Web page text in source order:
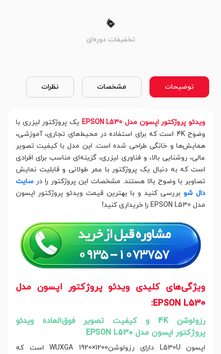
تخفیفات دوره‌ای
توضیحات مشخصات نظرات
ویدئو پروژکتور اپسون مدل EPSON L530
یک پروژکتور لیزری با
وضوح 4K است که برای استفاده در محیط‌های تجاری، آموزشی،
همایش‌ها و خانگی طراحی شده است. این مدل با کیفیت تصویر
عالی، روشنایی بالا، و فناوری لیزری، گزینه‌ای مناسب برای افرادی
است که به دنبال یک پروژکتور با عمر طولانی و قابلیت نمایش
تصاویر با وضوح بالا هستند. مشخصات این پروژکتور را در سایت
دال شو بررسی کنید و با بهترین قیمت ویدئو پروژکتور اپسون
مدل EPSON L530 را خریداری کنید!
ویژگی‌های کلیدی ویدئو پروژکتور اپسون مدل
EPSON L530:
رزولوشن 4K و کیفیت تصویر فوق‌العاده ویدئو
پروژکتور اپسون مدل EPSON L530
اپسون L530U دارای رزولوشنWUXGA 1920×1200 است که